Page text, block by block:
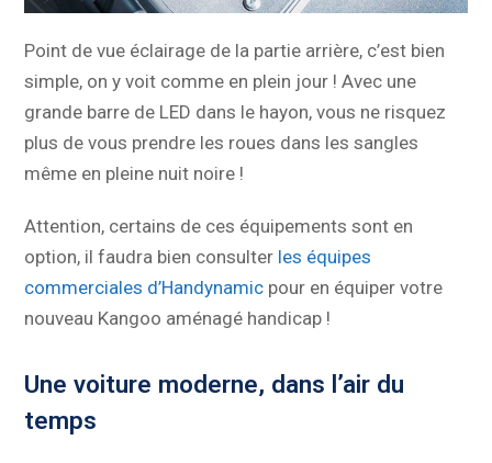
Point de vue éclairage de la partie arrière, c’est bien
simple, on y voit comme en plein jour ! Avec une
grande barre de LED dans le hayon, vous ne risquez
plus de vous prendre les roues dans les sangles
même en pleine nuit noire !
Attention, certains de ces équipements sont en
option, il faudra bien consulter les équipes
commerciales d’Handynamic pour en équiper votre
nouveau Kangoo aménagé handicap !
Une voiture moderne, dans l’air du
temps